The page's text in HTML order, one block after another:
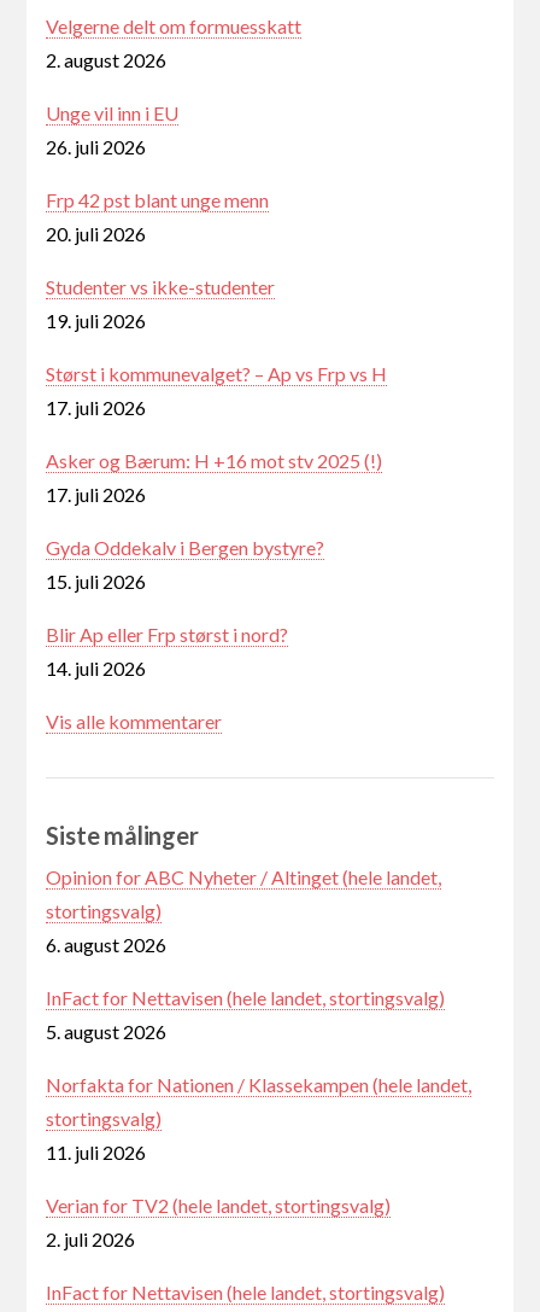
Velgerne delt om formuesskatt
2. august 2026
Unge vil inn i EU
26. juli 2026
Frp 42 pst blant unge menn
20. juli 2026
Studenter vs ikke-studenter
19. juli 2026
Størst i kommunevalget? – Ap vs Frp vs H
17. juli 2026
Asker og Bærum: H +16 mot stv 2025 (!)
17. juli 2026
Gyda Oddekalv i Bergen bystyre?
15. juli 2026
Blir Ap eller Frp størst i nord?
14. juli 2026
Vis alle kommentarer
Siste målinger
Opinion for ABC Nyheter / Altinget (hele landet,
stortingsvalg)
6. august 2026
InFact for Nettavisen (hele landet, stortingsvalg)
5. august 2026
Norfakta for Nationen / Klassekampen (hele landet,
stortingsvalg)
11. juli 2026
Verian for TV2 (hele landet, stortingsvalg)
2. juli 2026
InFact for Nettavisen (hele landet, stortingsvalg)